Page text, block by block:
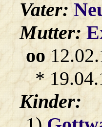
Vater:
Mutter:
oo
*
Kinder: